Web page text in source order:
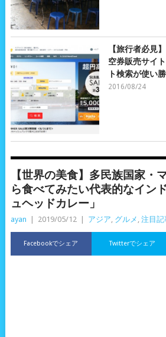
【旅行者必見
空券販売サイ
ト検索が使い
2016/08/24
【世界の美食】多民族国家・
ら食べてみたい代表的なイン
ュヘッドカレー」
ayan 2019/05/12 アジア, グルメ , 注目記
Facebookでシェア Twitterでシェア